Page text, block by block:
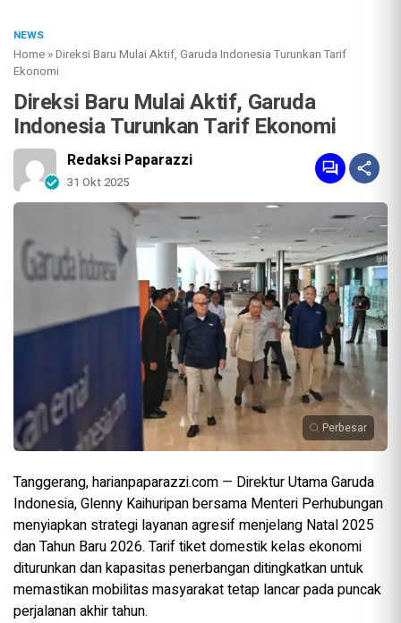
NEWS
Home »Direksi Baru Mulai Aktif, Garuda Indonesia Turunkan Tarif
Ekonomi
Direksi Baru Mulai Aktif, Garuda
Indonesia Turunkan Tarif Ekonomi
Redaksi Paparazzi
31 Okt 2025
Perbesar
Tanggerang, harianpaparazzi.com — Direktur Utama Garuda
Indonesia, Glenny Kaihuripan bersama Menteri Perhubungan
menyiapkan strategi layanan agresif menjelang Natal 2025
dan Tahun Baru 2026. Tarif tiket domestik kelas ekonomi
diturunkan dan kapasitas penerbangan ditingkatkan untuk
memastikan mobilitas masyarakat tetap lancar pada puncak
perjalanan akhir tahun.